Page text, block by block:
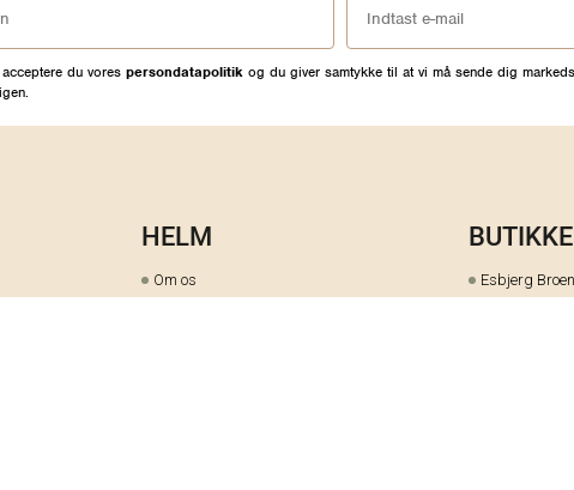
du vores persondatapolitik og du giver samtykke til at vi må sende dig
HELM
Om os
Esbjerg Broen